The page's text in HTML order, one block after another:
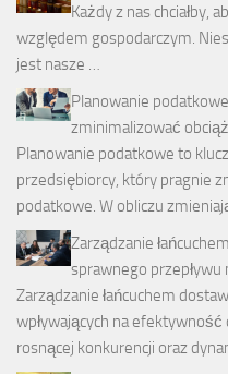
Każdy z nas chciałby,
względem gospodarczym.
jest nasze …
Planowanie
zminimalizować
Planowanie podatkowe to
przedsiębiorcy, który pragnie
podatkowe. W obliczu
Zarządzanie
sprawnego przepływu
Zarządzanie łańcuchem
wpływających na efektywność
rosnącej konkurencji oraz